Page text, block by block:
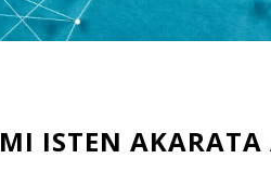
MI ISTEN AKARATA